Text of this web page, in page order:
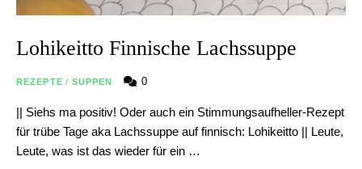
Lohikeitto Finnische Lachssuppe
REZEPTE / SUPPEN 0
|| Siehs ma positiv! Oder auch ein Stimmungsaufheller-Rezept
für trübe Tage aka Lachssuppe auf finnisch: Lohikeitto || Leute,
Leute, was ist das wieder für ein …